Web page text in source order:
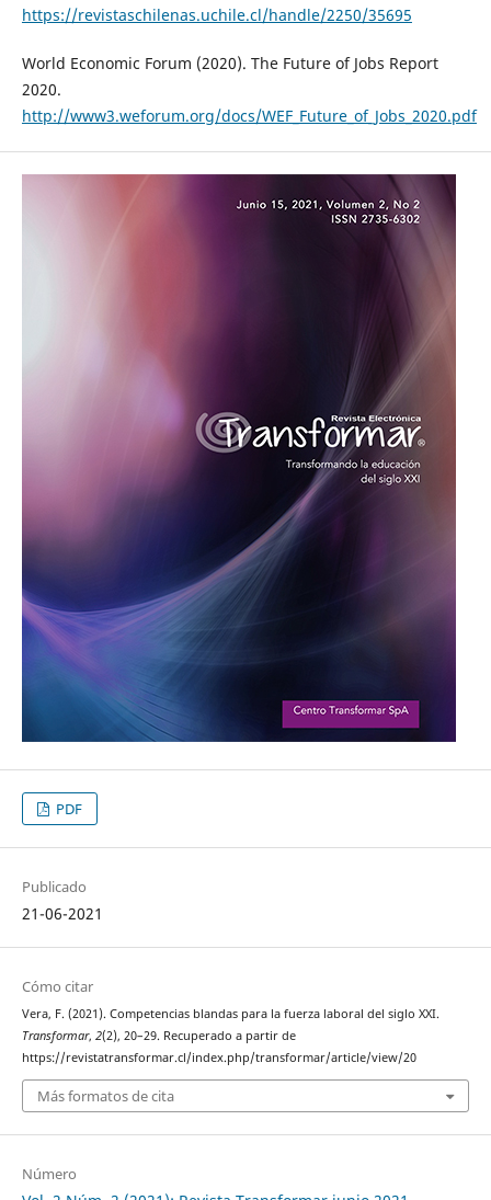
https://revistaschilenas.uchile.cl/handle/2250/35695
World Economic Forum (2020). The Future of Jobs Report
2020.
http://www3.weforum.org/docs/WEF_Future_of_Jobs_2020.pdf
PDF
Publicado
21-06-2021
Cómo citar
Vera, F. (2021). Competencias blandas para la fuerza laboral del siglo XXI.
Transformar, 2(2), 20–29. Recuperado a partir de
https://revistatransformar.cl/index.php/transformar/article/view/20
Más formatos de cita
Número